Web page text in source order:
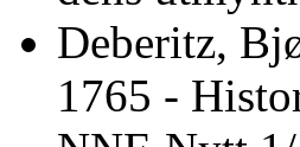
Deberitz,
1765 -